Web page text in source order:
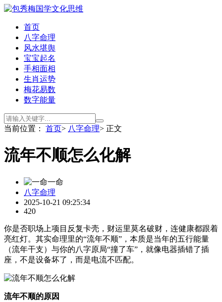
首页
八字命理
风水堪舆
宝宝起名
手相面相
生肖运势
梅花易数
数字能量
当前位置： 首页> 八字命理> 正文
流年不顺怎么化解
一命
八字命理
2025-10-21 09:25:34
420
你是否职场上项目反复卡壳，财运里莫名破财，连健康都跟着
亮红灯。其实命理里的“流年不顺”，本质是当年的五行能量
（流年干支）与你的八字原局“撞了车”，就像电器插错了插
座，不是设备坏了，而是电流不匹配。
流年不顺的原因